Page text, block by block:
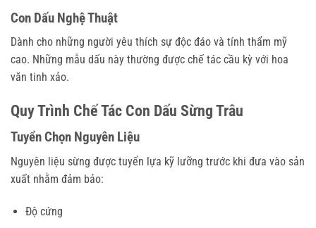
Con Dấu Nghệ Thuật
Dành cho những người yêu thích sự độc đáo và tính thẩm mỹ
cao. Những mẫu dấu này thường được chế tác cầu kỳ với hoa
văn tinh xảo.
Quy Trình Chế Tác Con Dấu Sừng Trâu
Tuyển Chọn Nguyên Liệu
Nguyên liệu sừng được tuyển lựa kỹ lưỡng trước khi đưa vào sản
xuất nhằm đảm bảo:
Độ cứng